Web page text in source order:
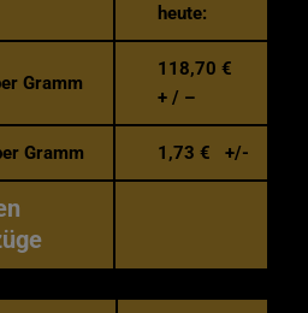
heute:
Gramm
118,70 €
+ / –
Gramm 1,73 € +/-